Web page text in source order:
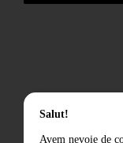
Salut!
Avem nevoie de